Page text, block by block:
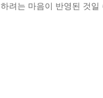
려는 마음이 반영된 것일